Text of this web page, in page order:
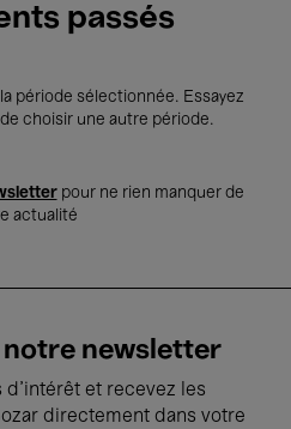
passés
période sélectionnée. Essayez
choisir une autre période.
pour ne rien manquer de
actualité
newsletter
d'intérêt et recevez les
directement dans votre